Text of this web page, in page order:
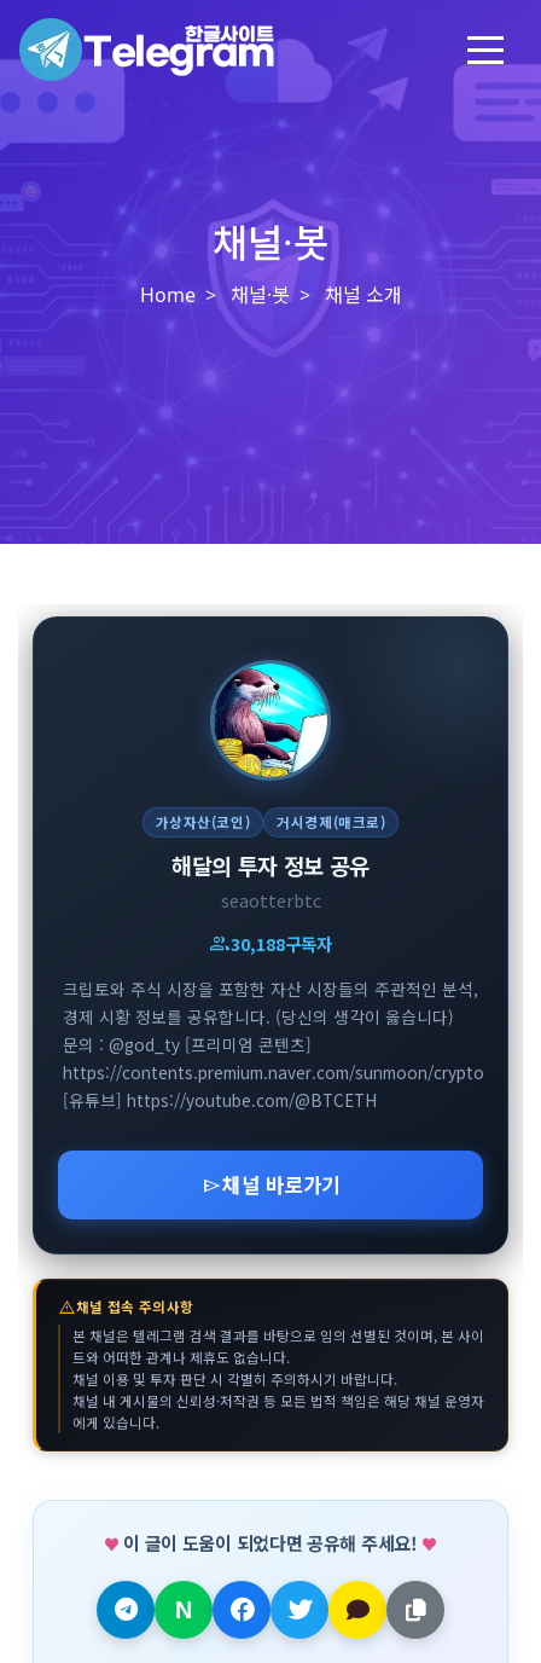
채널·봇
Home 채널·봇 채널 소개
가상자산(코인) 거시경제(매크로)
해달의 투자 정보 공유
seaotterbtc
group30,188구독자
크립토와 주식 시장을 포함한 자산 시장들의 주관적인 분석,
경제 시황 정보를 공유합니다. (당신의 생각이 옳습니다)
문의 : @god_ty [프리미엄 콘텐츠]
https://contents.premium.naver.com/sunmoon/crypto
[유튜브] https://youtube.com/@BTCETH
send채널 바로가기
warning채널 접속 주의사항
본 채널은 텔레그램 검색 결과를 바탕으로 임의 선별된 것이며, 본 사이
트와 어떠한 관계나 제휴도 없습니다.
채널 이용 및 투자 판단 시 각별히 주의하시기 바랍니다.
채널 내 게시물의 신뢰성·저작권 등 모든 법적 책임은 해당 채널 운영자
에게 있습니다.
이 글이 도움이 되었다면 공유해 주세요!